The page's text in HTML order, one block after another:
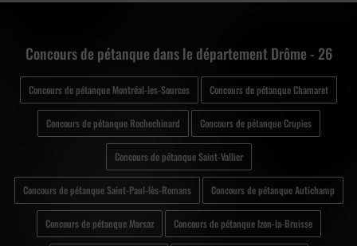
Concours de pétanque dans le département Drôme - 26
Concours de pétanque Montréal-les-Sources Concours de pétanque Chamaret
Concours de pétanque Rochechinard Concours de pétanque Crupies
Concours de pétanque Saint-Vallier
Concours de pétanque Saint-Paul-lès-Romans Concours de pétanque Autichamp
Concours de pétanque Marsaz Concours de pétanque Izon-la-Bruisse